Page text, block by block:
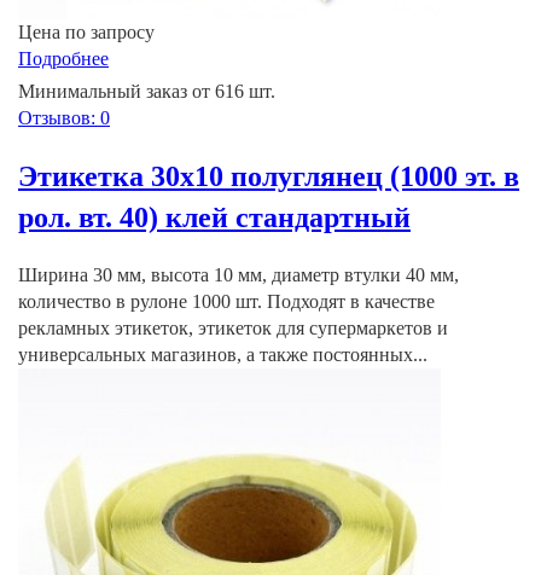
Цена по запросу
Подробнее
Минимальный заказ от 616 шт.
Отзывов: 0
Этикетка 30х10 полуглянец (1000 эт. в
рол. вт. 40) клей стандартный
Ширина 30 мм, высота 10 мм, диаметр втулки 40 мм,
количество в рулоне 1000 шт. Подходят в качестве
рекламных этикеток, этикеток для супермаркетов и
универсальных магазинов, а также постоянных...